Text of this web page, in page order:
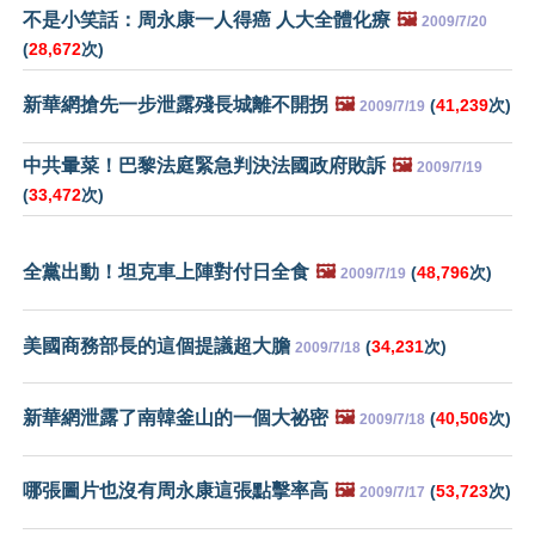
不是小笑話：周永康一人得癌 人大全體化療 🖼️ 2009/7/20
(28,672次)
新華網搶先一步泄露殘長城離不開拐 🖼️ 2009/7/19 (41,239次)
中共暈菜！巴黎法庭緊急判決法國政府敗訴 🖼️ 2009/7/19
(33,472次)
全黨出動！坦克車上陣對付日全食 🖼️ 2009/7/19 (48,796次)
美國商務部長的這個提議超大膽 2009/7/18 (34,231次)
新華網泄露了南韓釜山的一個大祕密 🖼️ 2009/7/18 (40,506次)
哪張圖片也沒有周永康這張點擊率高 🖼️ 2009/7/17 (53,723次)